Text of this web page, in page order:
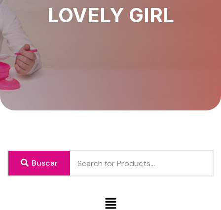
LOVELY GIRL
Buscar
Menú